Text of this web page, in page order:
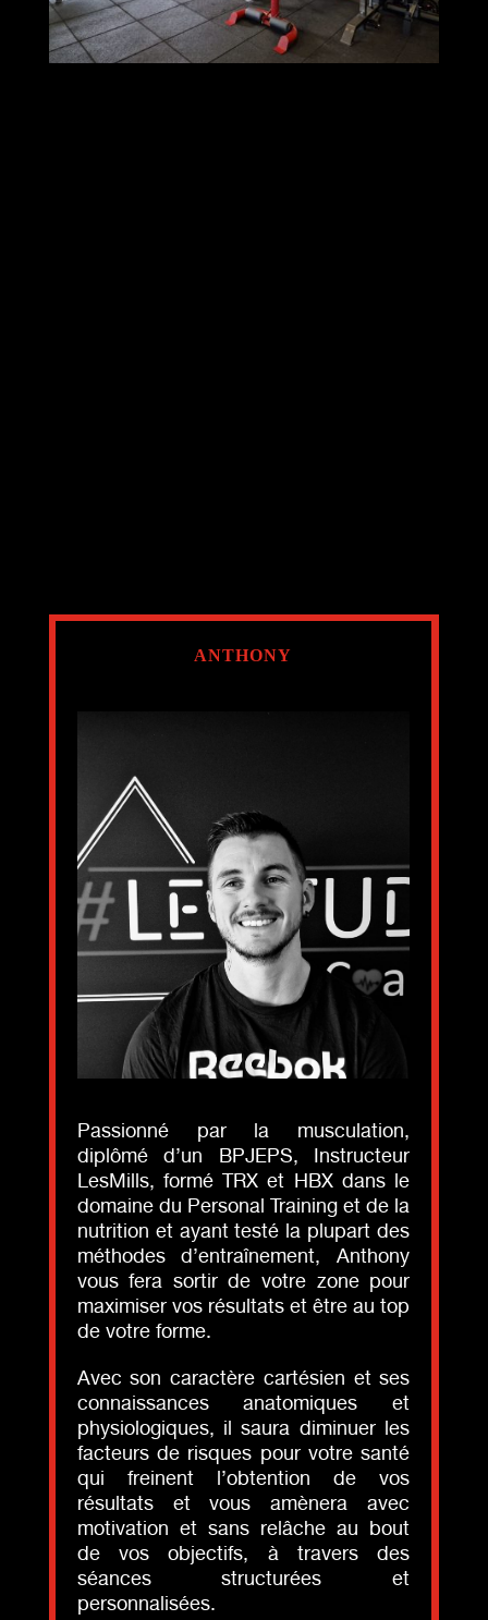
ANTHONY
Passionné par la musculation,
diplômé d’un BPJEPS, Instructeur
LesMills, formé TRX et HBX dans le
domaine du Personal Training et de la
nutrition et ayant testé la plupart des
méthodes d’entraînement, Anthony
vous fera sortir de votre zone pour
maximiser vos résultats et être au top
de votre forme.
Avec son caractère cartésien et ses
connaissances anatomiques et
physiologiques, il saura diminuer les
facteurs de risques pour votre santé
qui freinent l’obtention de vos
résultats et vous amènera avec
motivation et sans relâche au bout
de vos objectifs, à travers des
séances structurées et
personnalisées.